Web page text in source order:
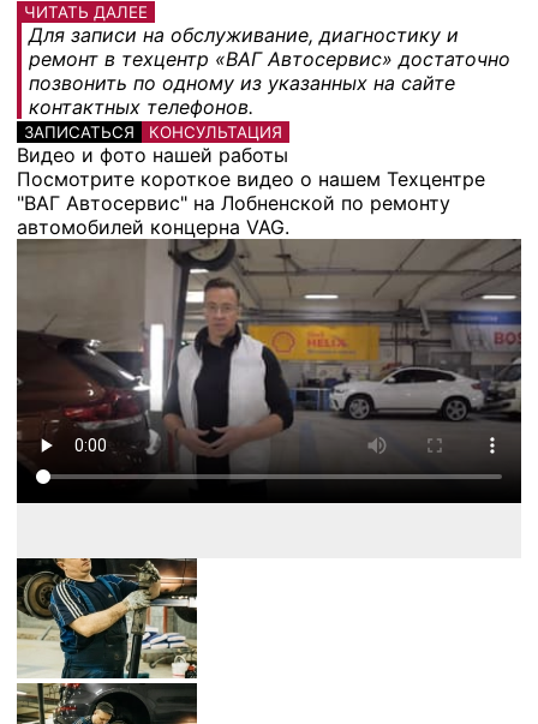
ЧИТАТЬ ДАЛЕЕ
Для записи на обслуживание, диагностику и
ремонт в техцентр «ВАГ Автосервис» достаточно
позвонить по одному из указанных на сайте
контактных телефонов.
ЗАПИСАТЬСЯ КОНСУЛЬТАЦИЯ
Видео и фото нашей работы
Посмотрите короткое видео о нашем Техцентре
"ВАГ Автосервис" на Лобненской по ремонту
автомобилей концерна VAG.